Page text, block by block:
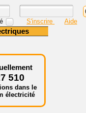
S'inscrire Aide
510
dans le
électricité